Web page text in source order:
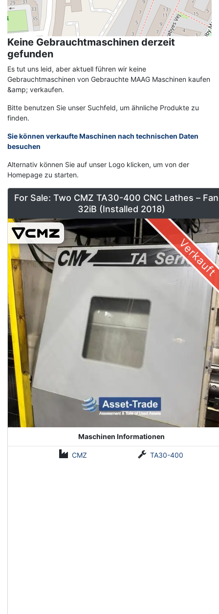
Keine Gebrauchtmaschinen derzeit
gefunden
Es tut uns leid, aber aktuell führen wir keine
Gebrauchtmaschinen von Gebrauchte MAAG Maschinen kaufen
&amp; verkaufen.
Bitte benutzen Sie unser Suchfeld, um ähnliche Produkte zu
finden.
Sie können verkaufte Maschinen nach technischen Daten
besuchen
Alternativ können Sie auf unser Logo klicken, um von der
Homepage zu starten.
For Sale: Two CMZ TA30-400 CNC Lathes –
32iB (Installed 2018)
Verkauft
Maschinen Informationen
CMZ TA30-400